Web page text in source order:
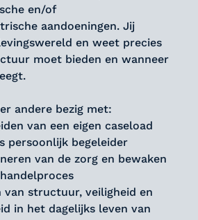
en/of
aandoeningen. Jij
en weet precies
moet bieden en wanneer
andere bezig met:
van een eigen caseload
persoonlijk begeleider
van de zorg en bewaken
van structuur, veiligheid en
in het dagelijks leven van